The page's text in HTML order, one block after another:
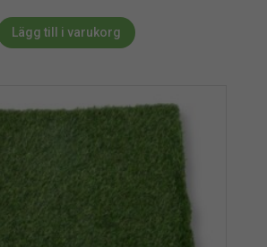
Lägg till i varukorg